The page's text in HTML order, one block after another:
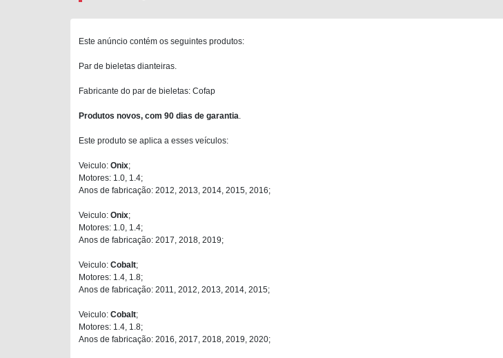
Este anúncio contém os seguintes produtos:
Par de bieletas dianteiras.
Fabricante do par de bieletas: Cofap
Produtos novos, com 90 dias de garantia
Este produto se aplica a esses veículos:
Veiculo: Onix;
Motores: 1.0, 1.4;
Anos de fabricação: 2012, 2013, 2014, 2015, 2016;
Veiculo: Onix;
Motores: 1.0, 1.4;
Anos de fabricação: 2017, 2018, 2019;
Veiculo: Cobalt;
Motores: 1.4, 1.8;
Anos de fabricação: 2011, 2012, 2013, 2014, 2015;
Veiculo: Cobalt;
Motores: 1.4, 1.8;
Anos de fabricação: 2016, 2017, 2018, 2019, 2020;